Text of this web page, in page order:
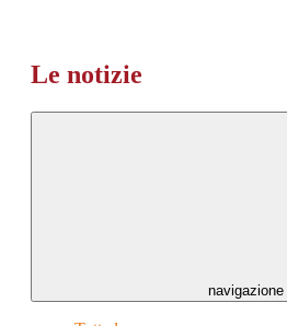
Le notizie
navigazione